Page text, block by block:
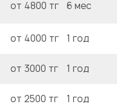
от 4800 тг 6 мес
от 4000 тг 1 год
от 3000 тг 1 год
от 2500 тг 1 год